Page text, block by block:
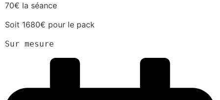
70€ la séance
Soit 1680€ pour le pack
Sur mesure